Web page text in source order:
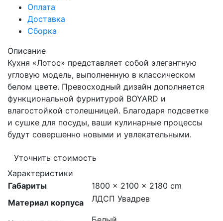
Оплата
Доставка
Сборка
Описание
Кухня «Лотос» представляет собой элегантную
угловую модель, выполненную в классическом
белом цвете. Превосходный дизайн дополняется
функциональной фурнитурой BOYARD и
влагостойкой столешницей. Благодаря подсветке
и сушке для посуды, ваши кулинарные процессы
будут совершенно новыми и увлекательными.
Уточнить стоимость
Характеристики
Габариты
1800 × 2100 × 2180 cm
Материал корпуса
ЛДСП Увадрев